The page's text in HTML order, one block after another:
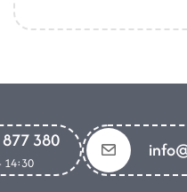
380
14:30